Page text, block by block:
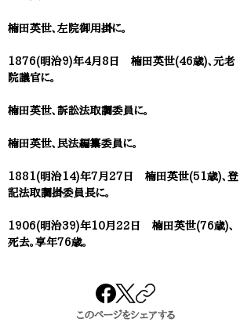
楠田英世、左院御用掛に。
1876(明治9)年4月8日 楠田英世(46歳)、元老
院議官に。
楠田英世、訴訟法取調委員に。
楠田英世、民法編纂委員に。
1881(明治14)年7月27日 楠田英世(51歳)、登
記法取調掛委員長に。
1906(明治39)年10月22日 楠田英世(76歳)、
死去。享年76歳。
このページをシェアする